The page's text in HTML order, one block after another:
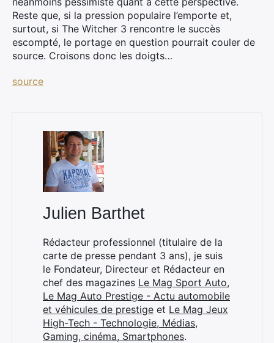
Reste que, si la pression populaire l’emporte et,
surtout, si The Witcher 3 rencontre le succès
escompté, le portage en question pourrait couler de
source. Croisons donc les doigts…
source
Julien Barthet
Rédacteur professionnel (titulaire de la
carte de presse pendant 3 ans), je suis
le Fondateur, Directeur et Rédacteur en
chef des magazines Le Mag Sport Auto,
Le Mag Auto Prestige - Actu automobile
et véhicules de prestige et Le Mag Jeux
High-Tech - Technologie, Médias,
Gaming, cinéma, Smartphones.
Rechercher